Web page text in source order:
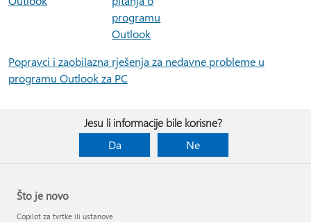
programu
Outlook
Popravci i zaobilazna rješenja za nedavne probleme u
programu Outlook za PC
Jesu li informacije bile korisne?
Da
Ne
Što je novo
Copilot za tvrtke ili ustanove